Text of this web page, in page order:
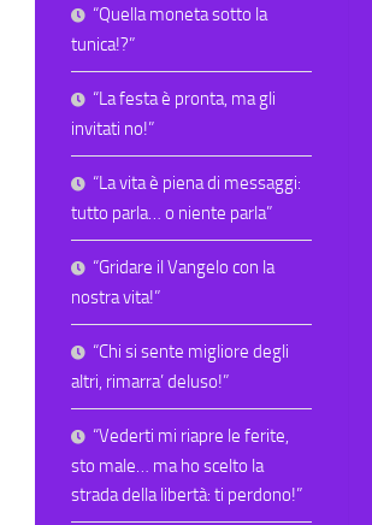
“Quella moneta sotto la
tunica!?”
“La festa è pronta, ma gli
invitati no!”
“La vita è piena di messaggi:
tutto parla… o niente parla”
“Gridare il Vangelo con la
nostra vita!”
“Chi si sente migliore degli
altri, rimarra’ deluso!”
“Vederti mi riapre le ferite,
sto male… ma ho scelto la
strada della libertà: ti perdono!”